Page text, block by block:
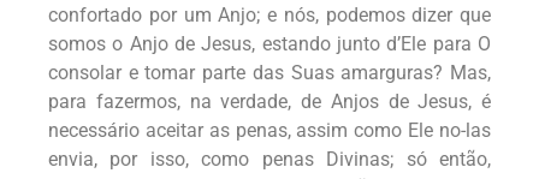
confortado por um Anjo; e nós, podemos dizer que
somos o Anjo de Jesus, estando junto d’Ele para O
consolar e tomar parte das Suas amarguras? Mas,
para fazermos, na verdade, de Anjos de Jesus, é
necessário aceitar as penas, assim como Ele no-las
envia, por isso, como penas Divinas; só então,